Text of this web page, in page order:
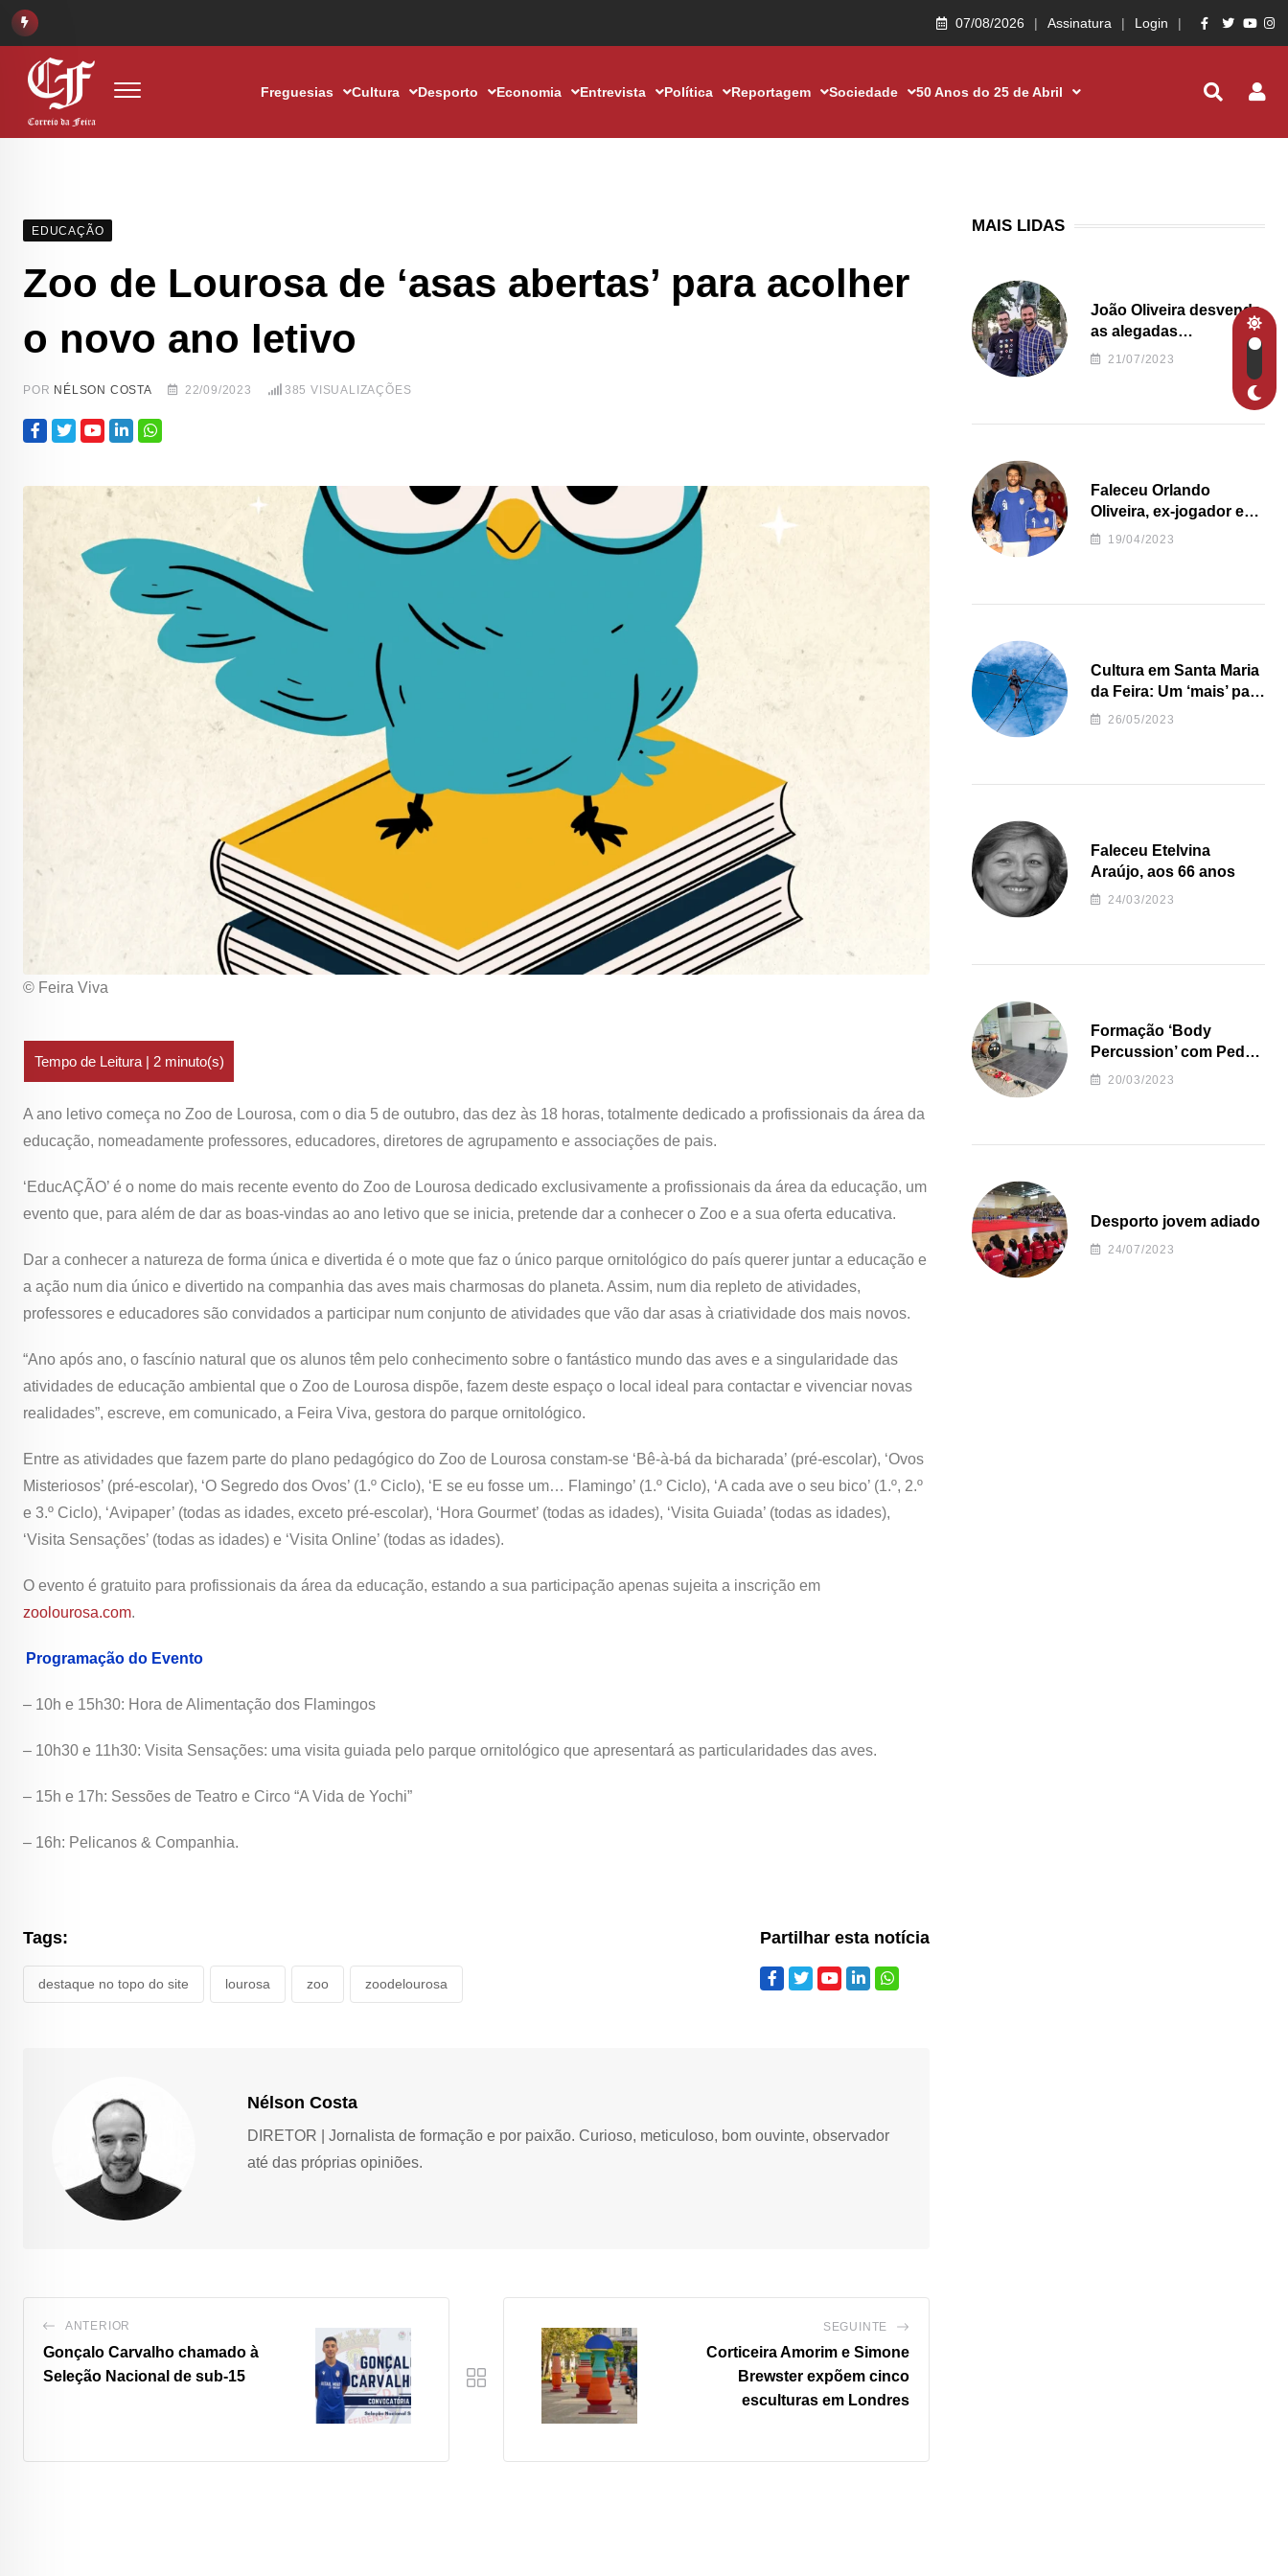
07/08/2026 Assinatura Login
Freguesias Cultura Desporto Economia Entrevista Política Reportagem Sociedade 50 Anos do 25 de Abril
EDUCAÇÃO
Zoo de Lourosa de ‘asas abertas’ para acolher
o novo ano letivo
POR NÉLSON COSTA 22/09/2023 385 VISUALIZAÇÕES
© Feira Viva
A ano letivo começa no Zoo de Lourosa, com o dia 5 de outubro, das dez às 18 horas, totalmente dedicado a profissionais da área da
educação, nomeadamente professores, educadores, diretores de agrupamento e associações de pais.
‘EducAÇÃO’ é o nome do mais recente evento do Zoo de Lourosa dedicado exclusivamente a profissionais da área da educação, um
evento que, para além de dar as boas-vindas ao ano letivo que se inicia, pretende dar a conhecer o Zoo e a sua oferta educativa.
Dar a conhecer a natureza de forma única e divertida é o mote que faz o único parque ornitológico do país querer juntar a educação e
a ação num dia único e divertido na companhia das aves mais charmosas do planeta. Assim, num dia repleto de atividades,
professores e educadores são convidados a participar num conjunto de atividades que vão dar asas à criatividade dos mais novos.
“Ano após ano, o fascínio natural que os alunos têm pelo conhecimento sobre o fantástico mundo das aves e a singularidade das
atividades de educação ambiental que o Zoo de Lourosa dispõe, fazem deste espaço o local ideal para contactar e vivenciar novas
realidades”, escreve, em comunicado, a Feira Viva, gestora do parque ornitológico.
Entre as atividades que fazem parte do plano pedagógico do Zoo de Lourosa constam-se ‘Bê-à-bá da bicharada’ (pré-escolar), ‘Ovos
Misteriosos’ (pré-escolar), ‘O Segredo dos Ovos’ (1.º Ciclo), ‘E se eu fosse um… Flamingo’ (1.º Ciclo), ‘A cada ave o seu bico’ (1.º, 2.º
e 3.º Ciclo), ‘Avipaper’ (todas as idades, exceto pré-escolar), ‘Hora Gourmet’ (todas as idades), ‘Visita Guiada’ (todas as idades),
‘Visita Sensações’ (todas as idades) e ‘Visita Online’ (todas as idades).
O evento é gratuito para profissionais da área da educação, estando a sua participação apenas sujeita a inscrição em
zoolourosa.com.
Programação do Evento
– 10h e 15h30: Hora de Alimentação dos Flamingos
– 10h30 e 11h30: Visita Sensações: uma visita guiada pelo parque ornitológico que apresentará as particularidades das aves.
– 15h e 17h: Sessões de Teatro e Circo “A Vida de Yochi”
– 16h: Pelicanos & Companhia.
Tags:
destaque no topo do site lourosa zoo zoodelourosa
Partilhar esta notícia
Nélson Costa
DIRETOR | Jornalista de formação e por paixão. Curioso, meticuloso, bom ouvinte, observador
até das próprias opiniões.
ANTERIOR
Gonçalo Carvalho chamado à
Seleção Nacional de sub-15
SEGUINTE
Corticeira Amorim e Simone
Brewster expõem cinco
esculturas em Londres
MAIS LIDAS
João Oliveira desvenda
as alegadas
irregularidades da
Junta de Freguesia S.
21/07/2023
Faleceu Orlando
Oliveira, ex-jogador e
treinador da formação
19/04/2023
Cultura em Santa Maria
da Feira: Um ‘mais’ para
o Concelho
26/05/2023
Faleceu Etelvina
Araújo, aos 66 anos
24/03/2023
Formação ‘Body
Percussion’ com Pedro
Almeida
20/03/2023
Desporto jovem adiado
24/07/2023